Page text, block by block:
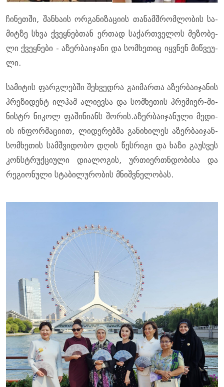
ჩი­ნეთ­ში, შან­ხა­ის ორ­გა­ნი­ზა­ცი­ის თა­ნამ­შრომ­ლო­ბის სა­
მიტ­ზე სხვა ქვეყ­ნებ­თან ერ­თად სა­ქარ­თვე­ლოს მე­ზო­ბე­
ლი ქვეყ­ნე­ბი - აზერ­ბა­ი­ჯა­ნი და სომ­ხე­თიც იყ­ვნენ მიწ­ვე­უ­
ლი.
სა­მი­ტის ფარ­გლებ­ში შეხ­ვედ­რა გა­ი­მარ­თა აზერ­ბა­ი­ჯა­ნის
პრე­ზი­დენტ ილ­ჰამ ალი­ევ­სა და სომ­ხე­თის პრე­მი­ერ-მი­
ნის­ტრ ნი­კოლ ფა­ში­ნი­ანს შო­რის.აზერ­ბა­ი­ჯა­ნუ­ლი მე­დი­
ის ინ­ფორ­მა­ცი­ით, ლი­დე­რებ­მა გა­ნი­ხი­ლეს აზერ­ბა­ი­ჯან-
სომ­ხე­თის სამ­შვი­დო­ბო დღის წეს­რი­გი და ხაზი გა­უს­ვეს
კონ­სტრუქ­ცი­უ­ლი დი­ა­ლო­გის, ურ­თი­ერ­თნ­დო­ბი­სა და
რე­გი­ო­ნუ­ლი სტა­ბი­ლუ­რო­ბის მნიშ­ვნე­ლო­ბას.